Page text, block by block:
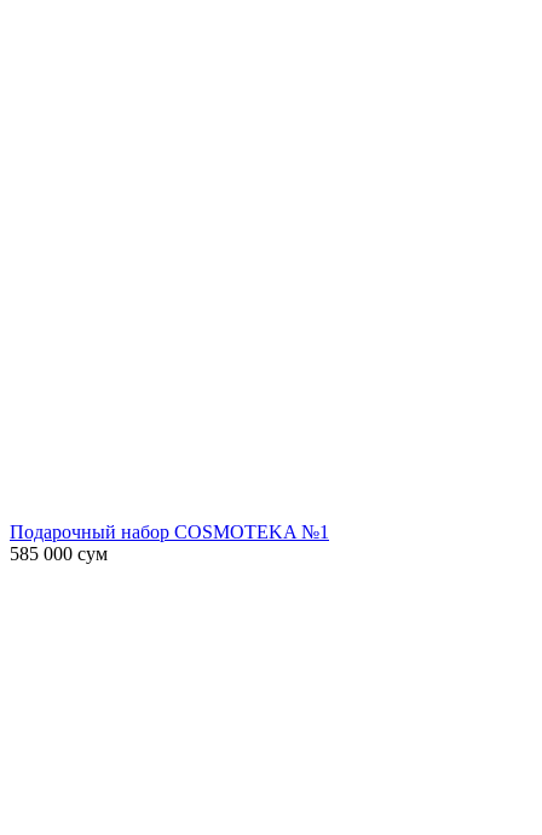
Подарочный набор COSMOTEKA №1
585 000 сум